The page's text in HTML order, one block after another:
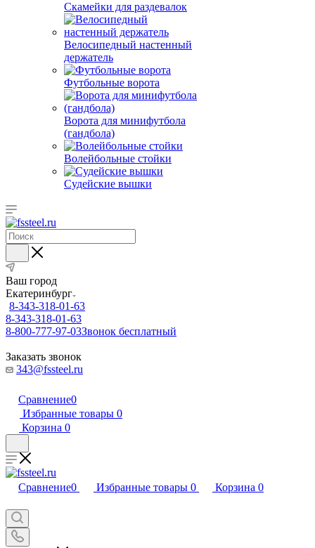
Скамейки для раздевалок
Велосипедный настенный
держатель
Футбольные ворота
Ворота для минифутбола
(гандбола)
Волейбольные стойки
Судейские вышки
Ваш город
Екатеринбург
8-343-318-01-63
8-343-318-01-63
8-800-777-97-03Звонок бесплатный
Заказать звонок
343@fssteel.ru
Сравнение0
Избранные товары 0
Корзина 0
Сравнение0 Избранные товары 0 Корзина 0